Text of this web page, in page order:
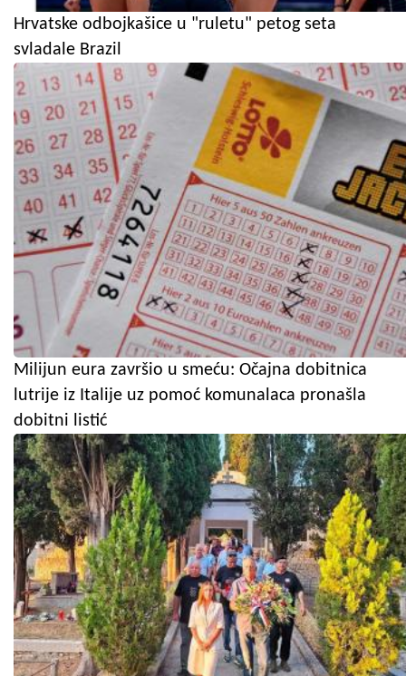
Hrvatske odbojkašice u "ruletu" petog seta
svladale Brazil
Milijun eura završio u smeću: Očajna dobitnica
lutrije iz Italije uz pomoć komunalaca pronašla
dobitni listić